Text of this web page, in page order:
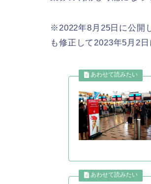
※2022年8月25日に公開
も修正して2023年5月2